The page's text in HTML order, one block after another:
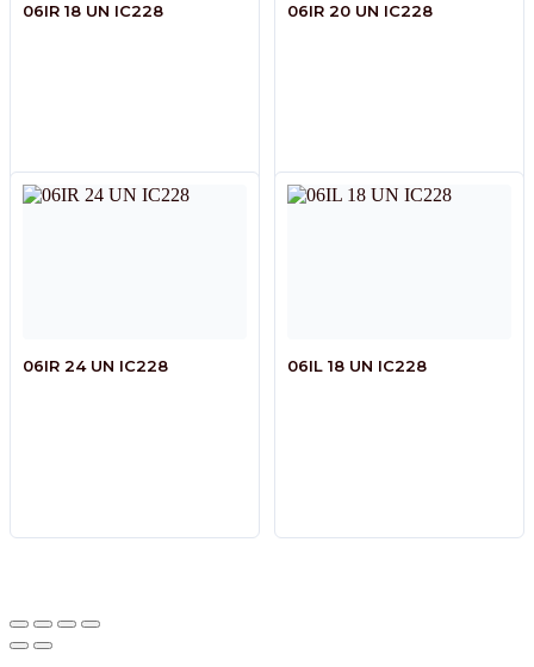
06IR 18 UN IC228 06IR 20 UN IC228
06IR 24 UN IC228 06IL 18 UN IC228